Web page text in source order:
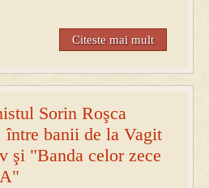
Citeste mai mult
Sorin Roşca
între banii de la Vagit
şi "Banda celor zece